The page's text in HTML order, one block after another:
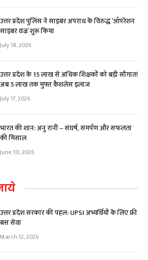
उत्तर प्रदेश पुलिस ने साइबर अपराध के विरुद्ध ‘ऑपरेशन
साइबर वज्र’ शुरू किया
July 18, 2026
उत्तर प्रदेश के 15 लाख से अधिक शिक्षकों को बड़ी सौगात!
अब ₹5 लाख तक मुफ्त कैशलेस इलाज
July 17, 2026
भारत की शान: अनु रानी – संघर्ष, समर्पण और सफलता
की मिसाल
June 30, 2026
उत्तर प्रदेश सरकार की पहल: UPSI अभ्यर्थियों के लिए फ्री
बस सेवा
March 12, 2026